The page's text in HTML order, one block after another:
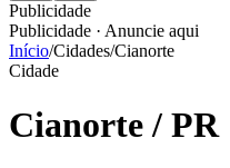
Publicidade
Publicidade · Anuncie aqui
Início/Cidades/Cianorte
Cidade
Cianorte / PR